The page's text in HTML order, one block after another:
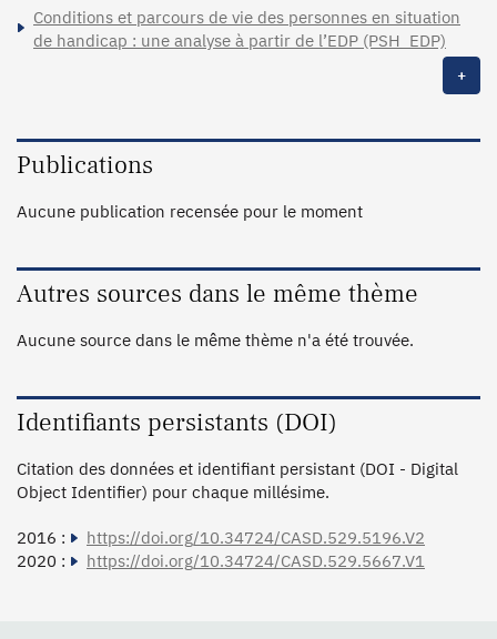
Conditions et parcours de vie des personnes en situation
de handicap : une analyse à partir de l’EDP (PSH_EDP)
+
Publications
Aucune publication recensée pour le moment
Autres sources dans le même thème
Aucune source dans le même thème n'a été trouvée.
Identifiants persistants (DOI)
Citation des données et identifiant persistant (DOI - Digital
Object Identifier) pour chaque millésime.
2016 :
https://doi.org/10.34724/CASD.529.5196.V2
2020 :
https://doi.org/10.34724/CASD.529.5667.V1